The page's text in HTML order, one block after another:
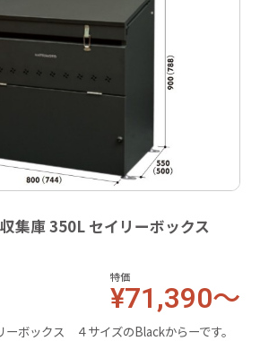
集庫 350L セイリーボックス
特価
¥71,390～
ーボックス ４サイズのBlackからーです。